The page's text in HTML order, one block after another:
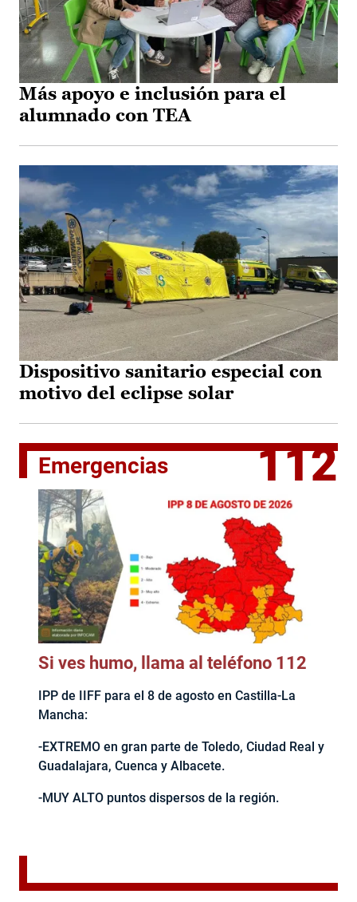
Más apoyo e inclusión para el
alumnado con TEA
Dispositivo sanitario especial con
motivo del eclipse solar
Emergencias 112
Si ves humo, llama al teléfono 112
IPP de IIFF para el 8 de agosto en Castilla-La
Mancha:
-EXTREMO en gran parte de Toledo, Ciudad Real y
Guadalajara, Cuenca y Albacete.
-MUY ALTO puntos dispersos de la región.